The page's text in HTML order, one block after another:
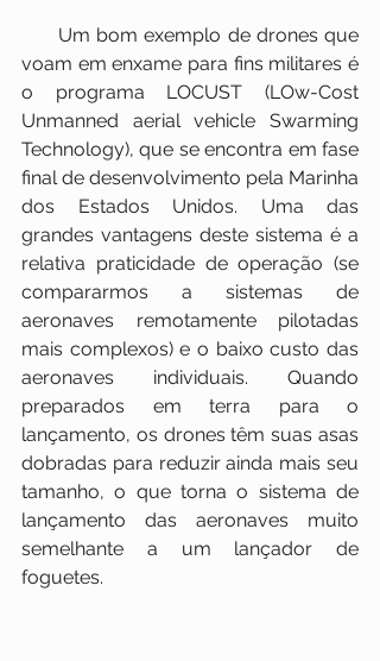
voam em enxame para fins militares é
o programa LOCUST (LOw-Cost
Unmanned aerial vehicle Swarming
Technology), que se encontra em fase
final de desenvolvimento pela Marinha
dos Estados Unidos. Uma das
grandes vantagens deste sistema é a
relativa praticidade de operação (se
compararmos a sistemas de
aeronaves remotamente pilotadas
mais complexos) e o baixo custo das
aeronaves individuais. Quando
preparados em terra para o
lançamento, os drones têm suas asas
dobradas para reduzir ainda mais seu
tamanho, o que torna o sistema de
lançamento das aeronaves muito
semelhante a um lançador de
foguetes.